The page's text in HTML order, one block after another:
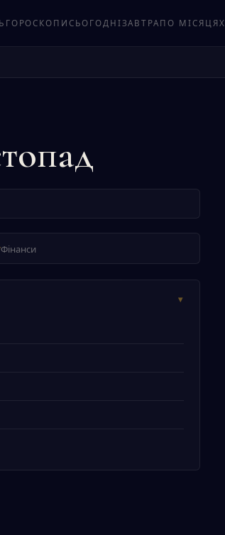
ГОРОСКОПИ СЬОГОДНІЗАВТРА ПО МІСЯЦЯХ
Фінанси